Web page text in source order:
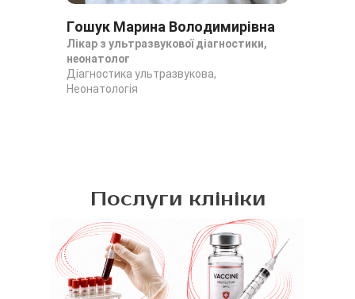
Гошук Марина Володимирівна
Лікар з ультразвукової діагностики,
неонатолог
Діагностика ультразвукова,
Неонатологія
Послуги клініки